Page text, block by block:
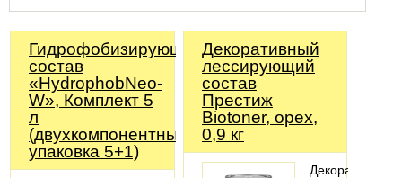
Гидрофобизирующий
состав
«HydrophobNeo-
W», Комплект 5
л
(двухкомпонентный,
упаковка 5+1)
Декоративный
лессирующий
состав
Престиж
Biotoner, орех,
0,9 кг
Декоративный